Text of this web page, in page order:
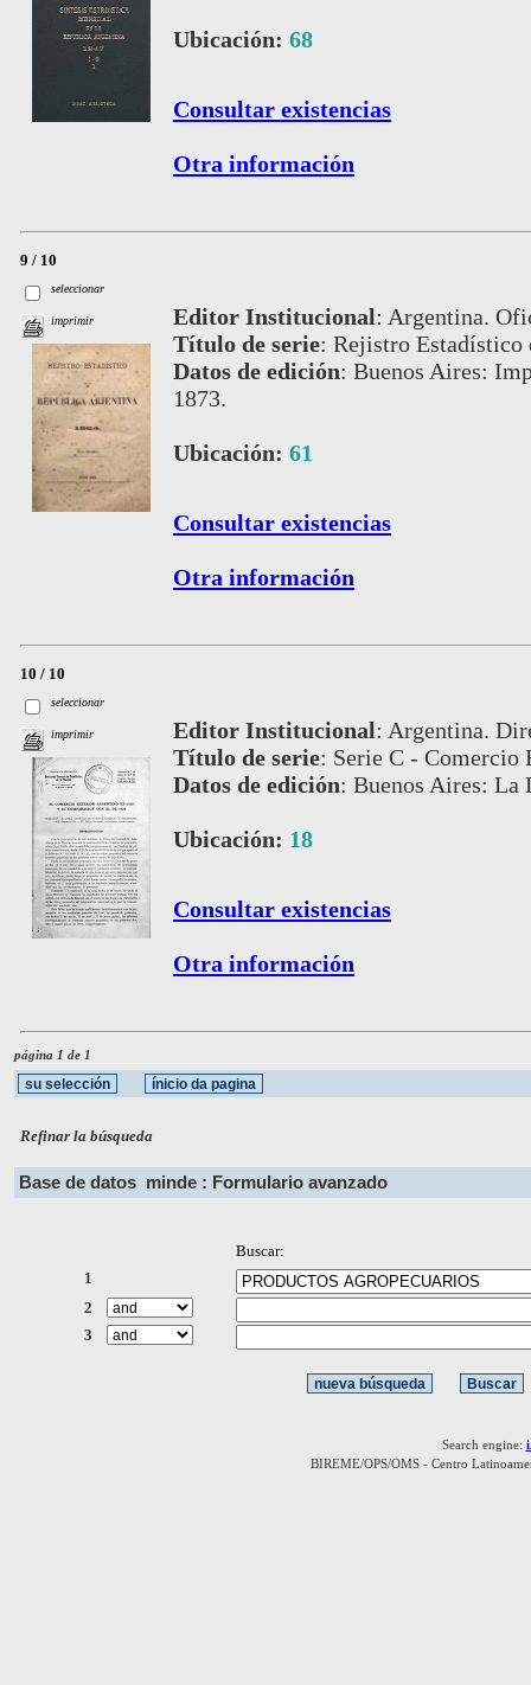
Ubicación: 68
Consultar existencias
Otra información
9 / 10
seleccionar
imprimir Editor Institucional: Argentina.
Título de serie: Rejistro Estadístico
Datos de edición: Buenos Aires:
1873.
Ubicación: 61
Consultar existencias
Otra información
10 / 10
seleccionar
imprimir Editor Institucional: Argentina.
Título de serie: Serie C - Comercio
Datos de edición: Buenos Aires: La
Ubicación: 18
Consultar existencias
Otra información
página 1 de 1
Refinar la búsqueda
Base de datos minde : Formulario avanzado
Buscar:
1
2
3
Search engine:
BIREME/OPS/OMS - Centro